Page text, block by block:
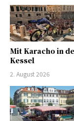
Mit Karacho in
Kessel
2. August 2026